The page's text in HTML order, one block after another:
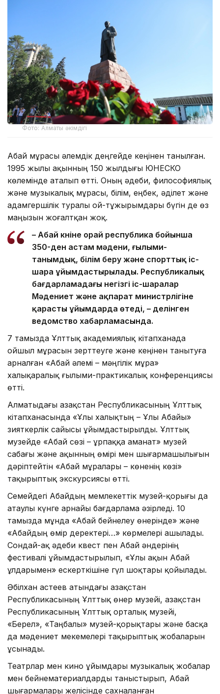
Фото: Алматы әкімдігі
Абай мұрасы әлемдік деңгейде кеңінен танылған.
1995 жылы ақынның 150 жылдығы ЮНЕСКО
көлемінде аталып өтті. Оның әдеби, философиялық
және музыкалық мұрасы, білім, еңбек, әділет және
адамгершілік туралы ой-тұжырымдары бүгін де өз
маңызын жоғалтқан жоқ.
– Абай күніне орай республика бойынша
350-ден астам мәдени, ғылыми-
танымдық, білім беру және спорттық іс-
шара ұйымдастырылады. Республикалық
бағдарламадағы негізгі іс-шаралар
Мәдениет және ақпарат министрлігіне
қарасты ұйымдарда өтеді, – делінген
ведомство хабарламасында.
7 тамызда Ұлттық академиялық кітапханада
ойшыл мұрасын зерттеуге және кеңінен танытуға
арналған «Абай әлемі – мәңгілік мұра»
халықаралық ғылыми-практикалық конференциясы
өтті.
Алматыдағы Қазақстан Республикасының Ұлттық
кітапханасында «Ұлы халықтың – Ұлы Абайы»
зияткерлік сайысы ұйымдастырылды. Ұлттық
музейде «Абай сөзі – ұрпаққа аманат» музей
сабағы және ақынның өмірі мен шығармашылығын
дәріптейтін «Абай мұралары – көненің көзі»
тақырыптық экскурсиясы өтті.
Семейдегі Абайдың мемлекеттік музей-қорығы да
атаулы күнге арнайы бағдарлама әзірледі. 10
тамызда мұнда «Абай бейнелеу өнерінде» және
«Абайдың өмір деректері…» көрмелері ашылады.
Сондай-ақ әдеби квест пен Абай әндерінің
фестивалі ұйымдастырылып, «Ұлы ақын Абай
ұлдарымен» ескерткішіне гүл шоқтары қойылады.
Әбілхан Қастеев атындағы Қазақстан
Республикасының Ұлттық өнер музейі, Қазақстан
Республикасының Ұлттық орталық музейі,
«Берел», «Таңбалы» музей-қорықтары және басқа
да мәдениет мекемелері тақырыптық жобаларын
ұсынады.
Театрлар мен кино ұйымдары музыкалық жобалар
мен бейнематериалдарды таныстырып, Абай
шығармалары желісінде сахналанған